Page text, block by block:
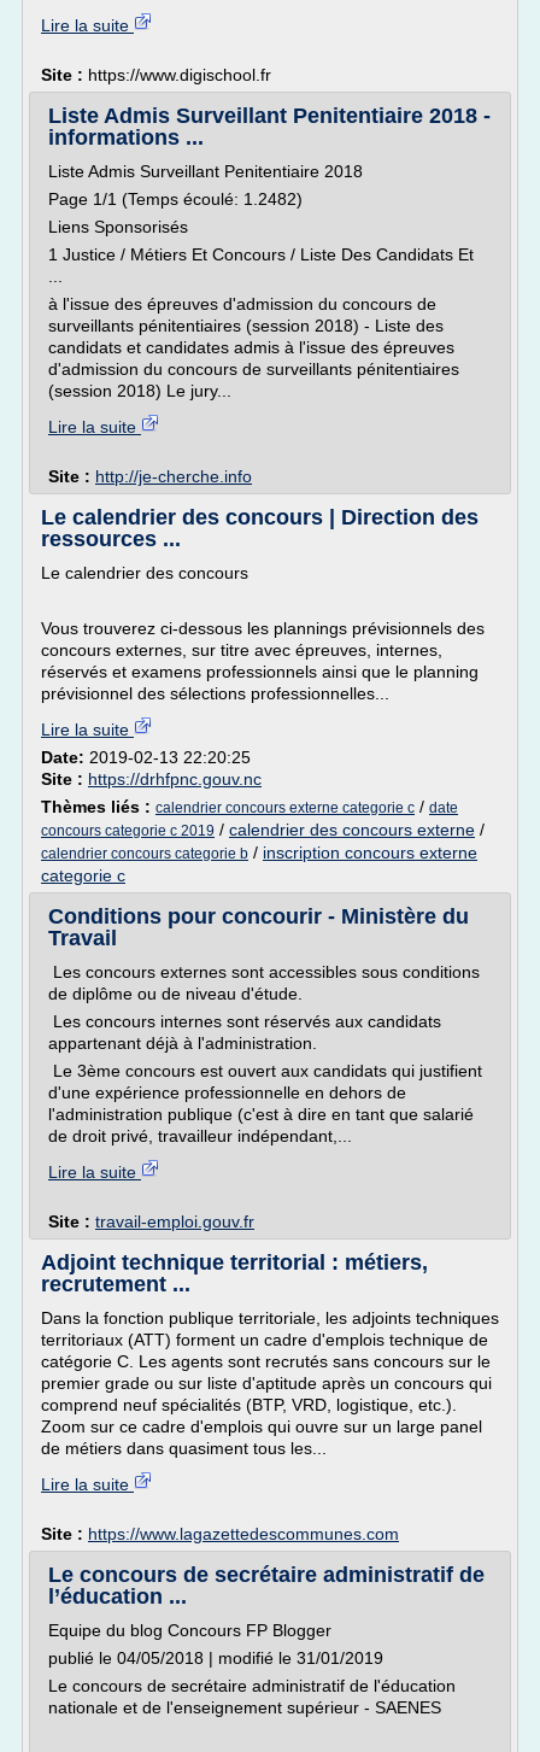
Lire la suite
Site : https://www.digischool.fr
Liste Admis Surveillant Penitentiaire 2018 -
informations ...
Liste Admis Surveillant Penitentiaire 2018
Page 1/1 (Temps écoulé: 1.2482)
Liens Sponsorisés
1 Justice / Métiers Et Concours / Liste Des Candidats Et
à l'issue des épreuves d'admission du concours de
surveillants pénitentiaires (session 2018) - Liste des
candidats et candidates admis à l'issue des épreuves
d'admission du concours de surveillants pénitentiaires
(session 2018) Le jury...
Lire la suite
Site : http://je-cherche.info
Le calendrier des concours | Direction des
ressources ...
Le calendrier des concours
Vous trouverez ci-dessous les plannings prévisionnels des
concours externes, sur titre avec épreuves, internes,
réservés et examens professionnels ainsi que le planning
prévisionnel des sélections professionnelles...
Lire la suite
Date: 2019-02-13 22:20:25
Site : https://drhfpnc.gouv.nc
Thèmes liés : calendrier concours externe categorie c / date
concours categorie c 2019 / calendrier des concours externe /
calendrier concours categorie b / inscription concours externe
categorie c
Conditions pour concourir - Ministère du
Travail
Les concours externes sont accessibles sous conditions
de diplôme ou de niveau d'étude.
Les concours internes sont réservés aux candidats
appartenant déjà à l'administration.
Le 3ème concours est ouvert aux candidats qui justifient
d'une expérience professionnelle en dehors de
l'administration publique (c'est à dire en tant que salarié
de droit privé, travailleur indépendant,...
Lire la suite
Site : travail-emploi.gouv.fr
Adjoint technique territorial : métiers,
recrutement ...
Dans la fonction publique territoriale, les adjoints techniques
territoriaux (ATT) forment un cadre d'emplois technique de
catégorie C. Les agents sont recrutés sans concours sur le
premier grade ou sur liste d'aptitude après un concours qui
comprend neuf spécialités (BTP, VRD, logistique, etc.).
Zoom sur ce cadre d'emplois qui ouvre sur un large panel
de métiers dans quasiment tous les...
Lire la suite
Site : https://www.lagazettedescommunes.com
Le concours de secrétaire administratif de
l’éducation ...
Equipe du blog Concours FP Blogger
publié le 04/05/2018 | modifié le 31/01/2019
Le concours de secrétaire administratif de l'éducation
nationale et de l'enseignement supérieur - SAENES